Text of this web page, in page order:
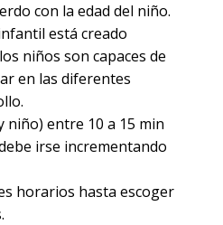
con la edad del niño.
está creado
niños son capaces de
en las diferentes
niño) entre 10 a 15 min
irse incrementando
horarios hasta escoger